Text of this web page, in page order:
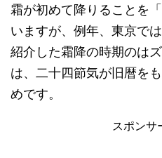
霜が初めて降りることを
いますが、例年、東京で
紹介した霜降の時期のは
は、二十四節気が旧暦を
めです。
スポンサ